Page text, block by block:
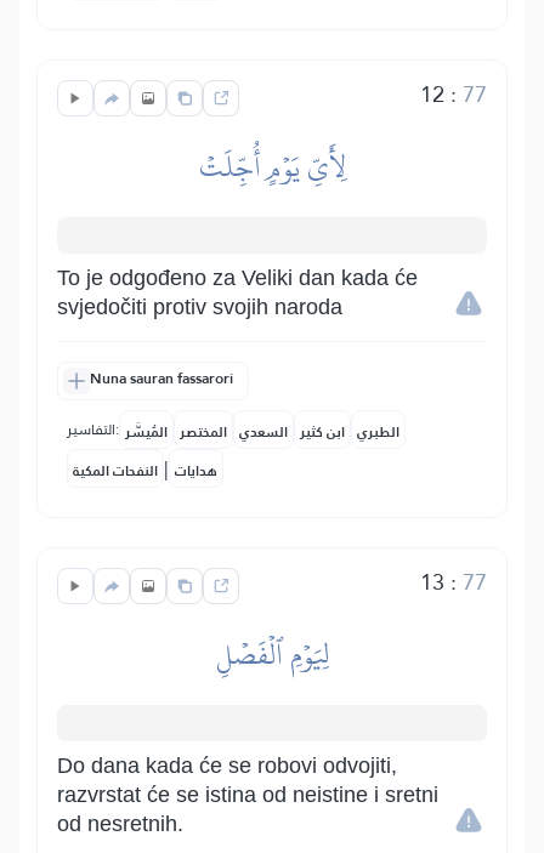
12 : 77
لِأَيِّ يَوۡمٍ أُجِّلَتۡ
To je odgođeno za Veliki dan kada će
svjedočiti protiv svojih naroda
Nuna sauran fassarori
التفاسير: المُيسَّر المختصر السعدي ابن كثير الطبري
النفحات المكية | هدايات
13 : 77
لِيَوۡمِ ٱلۡفَصۡلِ
Do dana kada će se robovi odvojiti,
razvrstat će se istina od neistine i sretni
od nesretnih.